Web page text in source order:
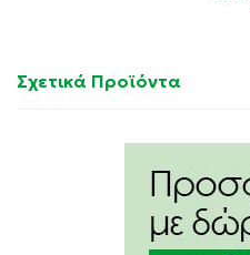
Σχετικά Προϊόντα